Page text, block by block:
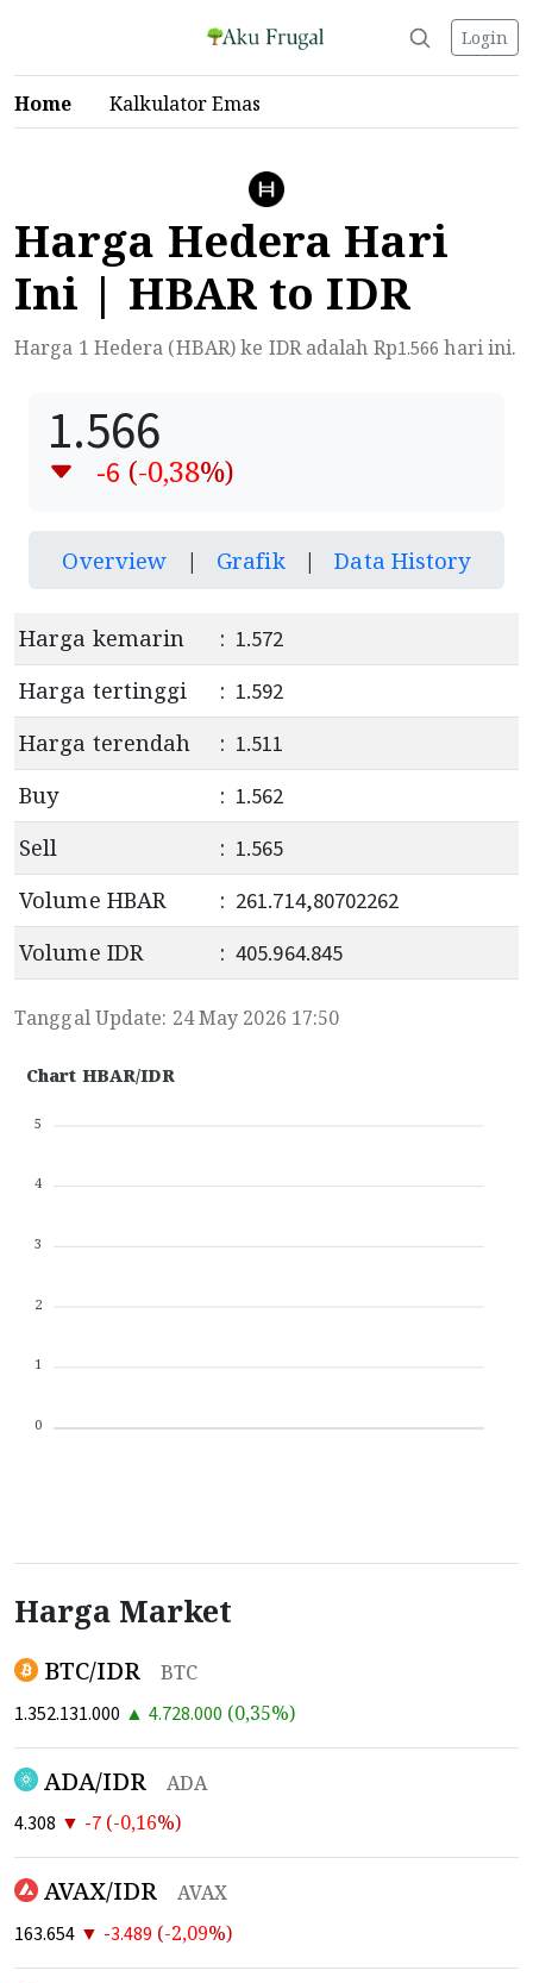
Login
Home Kalkulator Emas
Harga Hedera Hari
Ini | HBAR to IDR
Harga 1 Hedera (HBAR) ke IDR adalah Rp1.566 hari ini.
1.566
-6 (-0,38%)
Overview | Grafik |Data History
Harga kemarin : 1.572
Harga tertinggi : 1.592
Harga terendah : 1.511
Buy : 1.562
Sell : 1.565
Volume HBAR : 261.714,80702262
Volume IDR : 405.964.845
Tanggal Update: 24 May 2026 17:50
Chart HBAR/IDR
5
4
3
2
1
0
Harga Market
BTC/IDR
BTC
1.352.131.000 ▲ 4.728.000 (0,35%)
ADA/IDR
ADA
4.308 ▼ -7 (-0,16%)
AVAX/IDR
AVAX
163.654 ▼ -3.489 (-2,09%)